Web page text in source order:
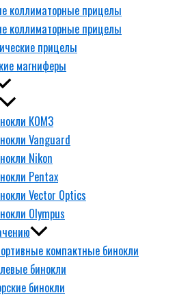
коллиматорные прицелы
коллиматорные прицелы
прицелы
магниферы
КОМЗ
Vanguard
Nikon
Pentax
Vector Optics
Olympus
компактные бинокли
бинокли
бинокли